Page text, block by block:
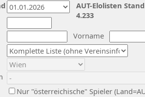
Vorname
Nur "österreichische" Spieler
AUT-Elolisten
4.233